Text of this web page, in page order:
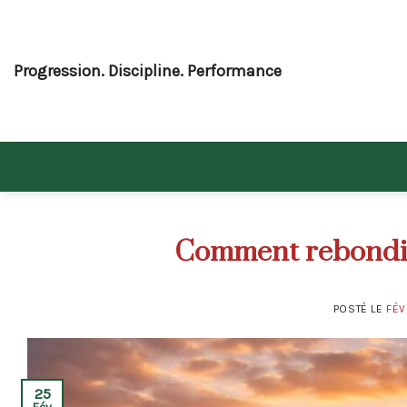
content
Progression. Discipline. Performance
Comment
POSTÉ LE
25